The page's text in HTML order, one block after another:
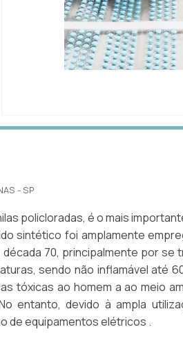
- SP
policloradas, é o mais
sintético foi amplamente
70, principalmente por se
sendo não inflamável até
tóxicas ao homem a ao meio
entanto, devido à ampla
de equipamentos elétricos .